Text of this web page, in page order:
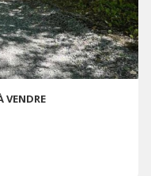
VENDRE